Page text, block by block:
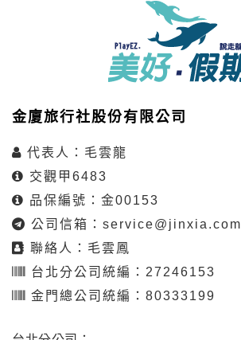
金廈旅行社股份有限公司
代表人：毛雲龍
交觀甲6483
品保編號：金00153
公司信箱：
聯絡人：毛雲鳳
台北分公司統編：27246153
金門總公司統編：80333199